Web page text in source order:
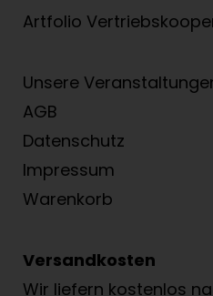
Artfolio
Unsere
AGB
Datenschutz
Impressum
Warenkorb
Versandkosten
Wir liefern kostenlos